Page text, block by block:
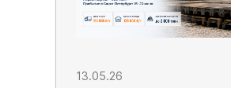
13.05.26